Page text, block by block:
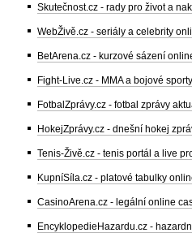
Skutečnost.cz - rady pro život a
WebŽivě.cz - seriály a celebrity
BetArena.cz - kurzové sázení
Fight-Live.cz - MMA a bojové
FotbalZprávy.cz - fotbal zprávy
HokejZprávy.cz - dnešní hokej
Tenis-Živě.cz - tenis portál a live
KupníSíla.cz - platové tabulky
CasinoArena.cz - legální online
EncyklopedieHazardu.cz -